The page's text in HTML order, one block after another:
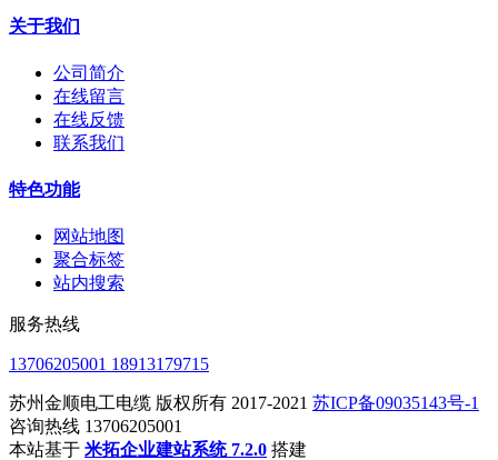
关于我们
公司简介
在线留言
在线反馈
联系我们
特色功能
网站地图
聚合标签
站内搜索
服务热线
13706205001 18913179715
苏州金顺电工电缆 版权所有 2017-2021 苏ICP备09035143号-1
咨询热线 13706205001
本站基于 米拓企业建站系统 7.2.0 搭建